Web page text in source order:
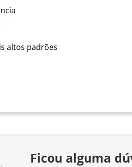
altos padrões
Ficou alguma